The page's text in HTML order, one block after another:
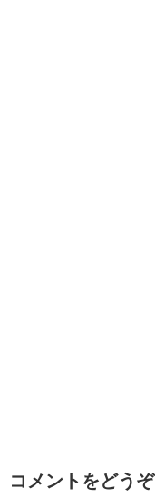
コメントをどうぞ